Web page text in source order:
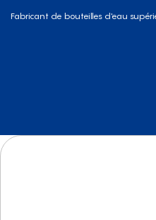
Fabricant de bouteilles d'eau